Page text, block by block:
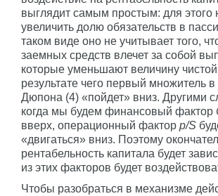
выглядит самым простым: для
увеличить долю обязательств в
таком виде оно не учитывает того,
заемных средств влечет за собой
которые уменьшают величину
результате чего первый множитель
Дюпона (4) «пойдет» вниз. Другими
когда мы будем финансовый фактор
вверх, операционный фактор p/S
«двигаться» вниз. Поэтому
рентабельность капитала будет
из этих факторов будет
Чтобы разобраться в механизме